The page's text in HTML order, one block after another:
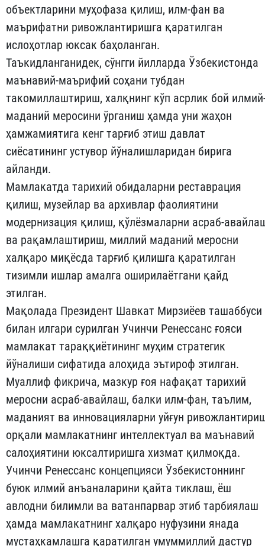
объектларини муҳофаза қилиш, илм-фан ва
маърифатни ривожлантиришга қаратилган
ислоҳотлар юксак баҳоланган.
Таъкидланганидек, сўнгги йилларда Ўзбекистонда
маънавий-маърифий соҳани тубдан
такомиллаштириш, халқнинг кўп асрлик бой
маданий меросини ўрганиш ҳамда уни жаҳон
ҳамжамиятига кенг тарғиб этиш давлат
сиёсатининг устувор йўналишларидан бирига
айланди.
Мамлакатда тарихий обидаларни реставрация
қилиш, музейлар ва архивлар фаолиятини
модернизация қилиш, қўлёзмаларни асраб-
ва рақамлаштириш, миллий маданий меросни
халқаро миқёсда тарғиб қилишга қаратилган
тизимли ишлар амалга оширилаётгани қайд
этилган.
Мақолада Президент Шавкат Мирзиёев ташаббуси
билан илгари сурилган Учинчи Ренессанс ғояси
мамлакат тараққиётининг муҳим стратегик
йўналиши сифатида алоҳида эътироф этилган.
Муаллиф фикрича, мазкур ғоя нафақат тарихий
меросни асраб-авайлаш, балки илм-фан, таълим,
маданият ва инновацияларни уйғун
орқали мамлакатнинг интеллектуал ва маънавий
салоҳиятини юксалтиришга хизмат қилмоқда.
Учинчи Ренессанс концепцияси Ўзбекистоннинг
буюк илмий анъаналарини қайта тиклаш, ёш
авлодни билимли ва ватанпарвар этиб тарбиялаш
ҳамда мамлакатнинг халқаро нуфузини янада
мустаҳкамлашга қаратилган умуммиллий дастур